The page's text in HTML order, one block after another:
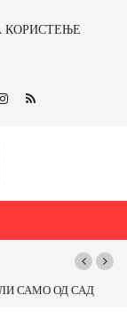
КОРИСТЕЊЕ
во Струмица